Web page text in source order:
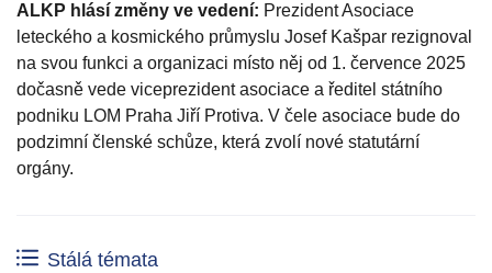
ALKP hlásí změny ve vedení: Prezident Asociace
leteckého a kosmického průmyslu Josef Kašpar rezignoval
na svou funkci a organizaci místo něj od 1. července 2025
dočasně vede viceprezident asociace a ředitel státního
podniku LOM Praha Jiří Protiva. V čele asociace bude do
podzimní členské schůze, která zvolí nové statutární
orgány.
Stálá témata